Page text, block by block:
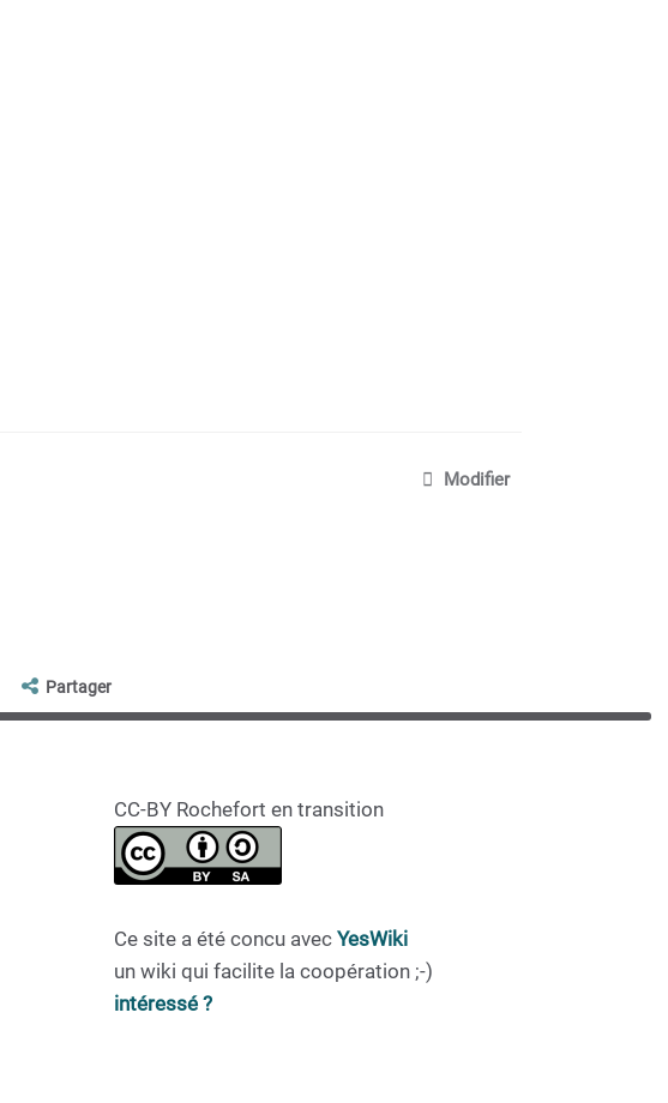
Modifier
Partager
CC-BY Rochefort en transition
Ce site a été concu avec YesWiki
un wiki qui facilite la coopération ;-)
intéressé ?